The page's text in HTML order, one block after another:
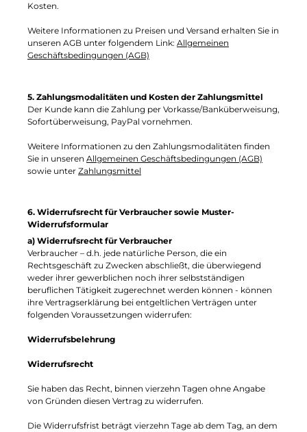
Kosten.
Weitere Informationen zu Preisen und Versand erhalten Sie in
unseren AGB unter folgendem Link: Allgemeinen
Geschäftsbedingungen (AGB)
5. Zahlungsmodalitäten und Kosten der Zahlungsmittel
Der Kunde kann die Zahlung per Vorkasse/Banküberweisung,
Sofortüberweisung, PayPal vornehmen.
Weitere Informationen zu den Zahlungsmodalitäten finden
Sie in unseren Allgemeinen Geschäftsbedingungen (AGB)
sowie unter Zahlungsmittel
6. Widerrufsrecht für Verbraucher sowie Muster-
Widerrufsformular
a) Widerrufsrecht für Verbraucher
Verbraucher – d.h. jede natürliche Person, die ein
Rechtsgeschäft zu Zwecken abschließt, die überwiegend
weder ihrer gewerblichen noch ihrer selbstständigen
beruflichen Tätigkeit zugerechnet werden können - können
ihre Vertragserklärung bei entgeltlichen Verträgen unter
folgenden Voraussetzungen widerrufen:
Widerrufsbelehrung
Widerrufsrecht
Sie haben das Recht, binnen vierzehn Tagen ohne Angabe
von Gründen diesen Vertrag zu widerrufen.
Die Widerrufsfrist beträgt vierzehn Tage ab dem Tag, an dem